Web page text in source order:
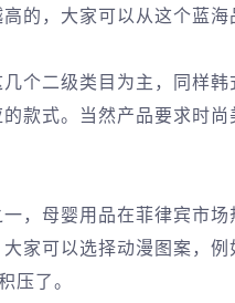
的，大家可以从这个蓝海
个二级类目为主，同样
款式。当然产品要求时尚
，母婴用品在菲律宾市
家可以选择动漫图案，
压了。